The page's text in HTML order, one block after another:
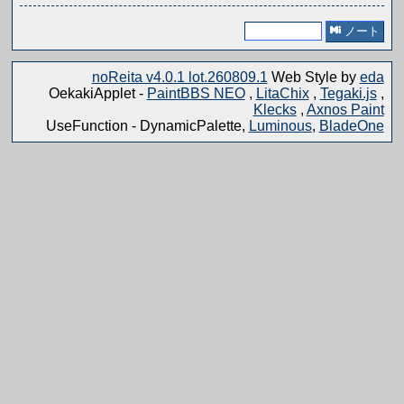
ノート
noReita v4.0.1 lot.260809.1 Web Style by eda
OekakiApplet - PaintBBS NEO, LitaChix, Tegaki.js,
Klecks, Axnos Paint
UseFunction - DynamicPalette, Luminous, BladeOne